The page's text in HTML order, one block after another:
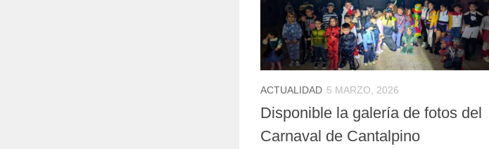
ACTUALIDAD 5 MARZO, 2026
Disponible la galería de fotos del
Carnaval de Cantalpino